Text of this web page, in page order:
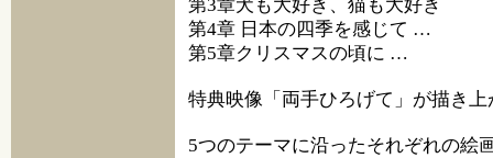
第3章犬も大好き、猫も大好き
第4章 日本の四季を感じて …
第5章クリスマスの頃に …
特典映像「両手ひろげて」が描き上
5つのテーマに沿ったそれぞれの絵